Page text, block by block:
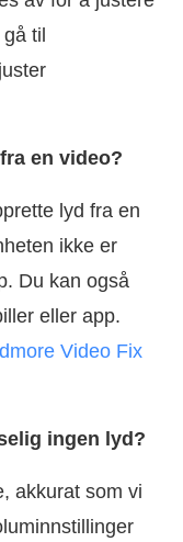
til
en video?
lyd fra en
ikke er
Du kan også
eller app.
Video Fix
ingen lyd?
akkurat som vi